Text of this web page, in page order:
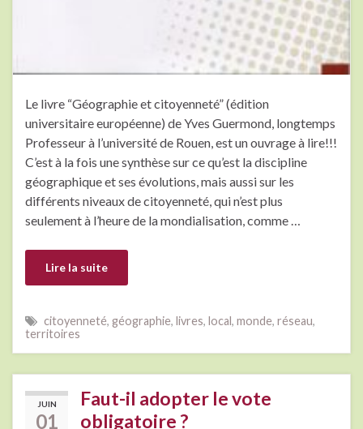
Le livre “Géographie et citoyenneté” (édition
universitaire européenne) de Yves Guermond, longtemps
Professeur à l’université de Rouen, est un ouvrage à lire!!!
C’est à la fois une synthèse sur ce qu’est la discipline
géographique et ses évolutions, mais aussi sur les
différents niveaux de citoyenneté, qui n’est plus
seulement à l’heure de la mondialisation, comme …
Lire la suite
citoyenneté, géographie, livres, local, monde, réseau,
territoires
JUIN
01
Faut-il adopter le vote
obligatoire ?